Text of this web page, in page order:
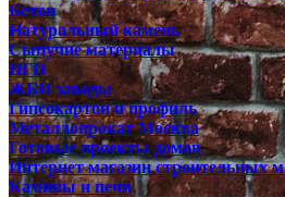
Бетон
Натуральный камень
Сыпучие материалы
ПГП
ЖБИ заводы
Гипсокартон и профиль
Металлопрокат Москва
Готовые проекты домов
Интернет магазин строительных
Камины и печи